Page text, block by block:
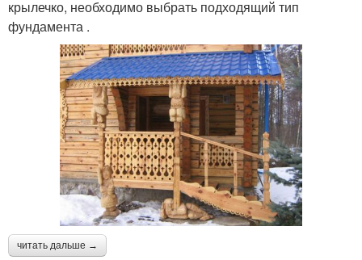
крылечко, необходимо выбрать подходящий тип
фундамента .
читать дальше →